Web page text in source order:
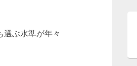
ぶ水準が年々
か？